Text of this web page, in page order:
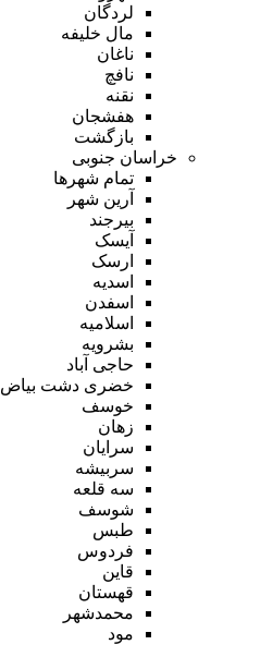
لردگان
مال خلیفه
ناغان
نافچ
نقنه
هفشجان
بازگشت
خراسان جنوبی
تمام شهر‌ها
آرین شهر
بیرجند
آیسک
ارسک
اسدیه
اسفدن
اسلامیه
بشرویه
حاجی آباد
خضری دشت بیاض
خوسف
زهان
سرایان
سربیشه
سه قلعه
شوسف
طبس
فردوس
قاین
قهستان
محمدشهر
مود